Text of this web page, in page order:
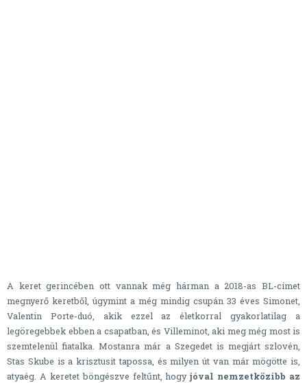
A keret gerincében ott vannak még hárman a 2018-as BL-címet
megnyerő keretből, úgymint a még mindig csupán 33 éves Simonet,
Valentin Porte-duó, akik ezzel az életkorral gyakorlatilag a
legöregebbek ebben a csapatban, és Villeminot, aki meg még most is
szemtelenül fiatalka. Mostanra már a Szegedet is megjárt szlovén,
Stas Skube is a krisztusit tapossa, és milyen út van már mögötte is,
atyaég. A keretet böngészve feltűnt, hogyjóval nemzetközibb az